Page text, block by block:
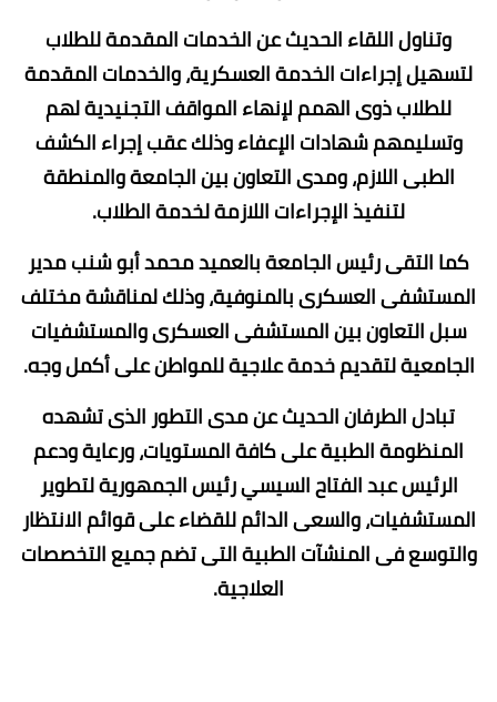
وتناول اللقاء الحديث عن الخدمات المقدمة للطلاب
لتسهيل إجراءات الخدمة العسكرية، والخدمات المقدمة
للطلاب ذوى الهمم لإنهاء المواقف التجنيدية لهم
وتسليمهم شهادات الإعفاء وذلك عقب إجراء الكشف
الطبى اللازم، ومدى التعاون بين الجامعة والمنطقة
لتنفيذ الإجراءات اللازمة لخدمة الطلاب.
كما التقى رئيس الجامعة بالعميد محمد أبو شنب مدير
المستشفى العسكرى بالمنوفية، وذلك لمناقشة مختلف
سبل التعاون بين المستشفى العسكرى والمستشفيات
الجامعية لتقديم خدمة علاجية للمواطن على أكمل وجه.
تبادل الطرفان الحديث عن مدى التطور الذى تشهده
المنظومة الطبية على كافة المستويات، ورعاية ودعم
الرئيس عبد الفتاح السيسي رئيس الجمهورية لتطوير
المستشفيات، والسعى الدائم للقضاء على قوائم الانتظار
والتوسع فى المنشآت الطبية التى تضم جميع التخصصات
العلاجية.